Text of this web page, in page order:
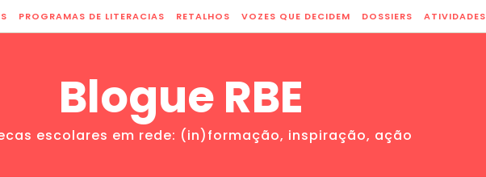
PROGRAMAS DE LITERACIAS RETALHOS VOZES QUE DECIDEM DOSSIERS ATIVIDADES
Blogue RBE
escolares em rede: (in)formação, inspiração, ação